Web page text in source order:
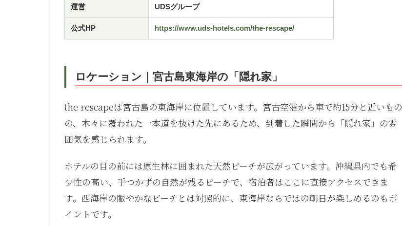
運営 UDSグループ
公式HP https://www.uds-hotels.com/the-rescape/
ロケーション｜宮古島東海岸の「隠れ家」
the rescapeは宮古島の東海岸に位置しています。宮古空港から車で約15分と近いもの
の、木々に覆われた一本道を抜けた先にあるため、到着した瞬間から「隠れ家」の雰
囲気を感じられます。
ホテルの目の前には原生林に囲まれた天然ビーチが広がっています。沖縄県内でも希
少性の高い、手つかずの自然が残るビーチで、宿泊者はここに直接アクセスできま
す。西海岸の賑やかなビーチとは対照的に、東海岸ならではの朝日が楽しめるのもポ
イントです。